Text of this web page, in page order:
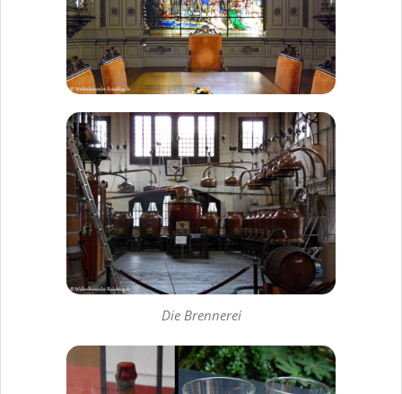
Die Brennerei